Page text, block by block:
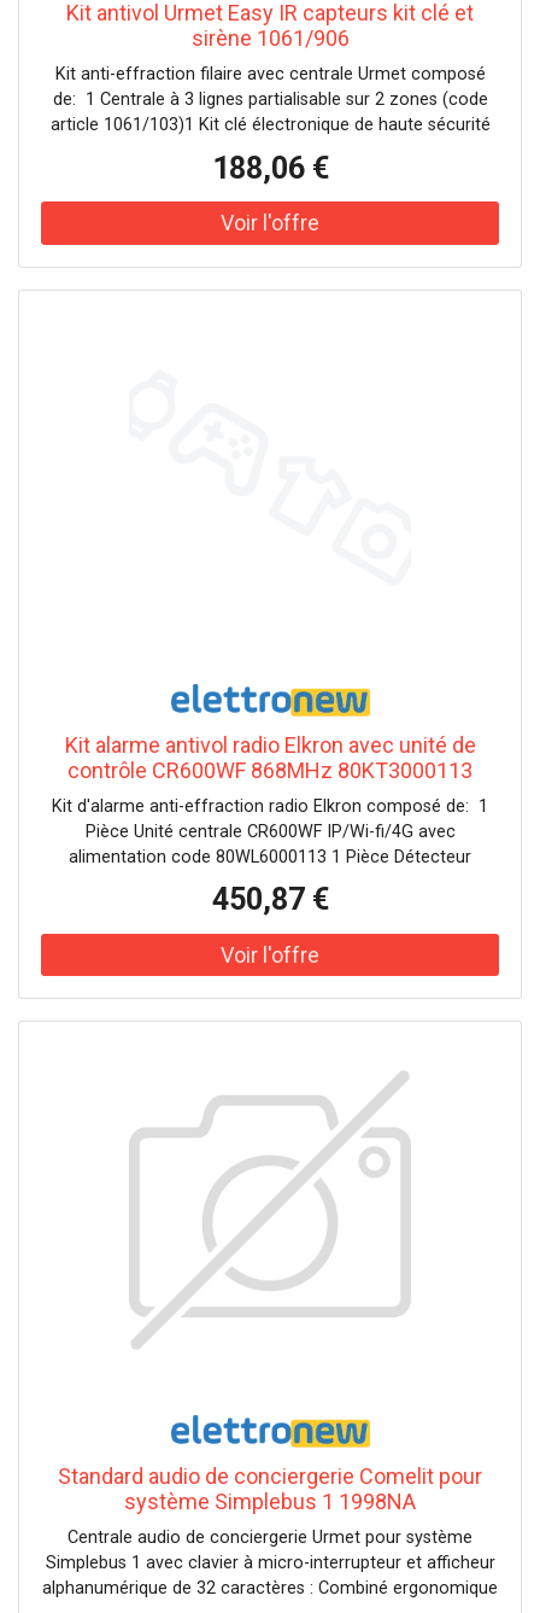
Kit antivol Urmet Easy IR capteurs kit clé et
sirène 1061/906
Kit anti-effraction filaire avec centrale Urmet composé
de: 1 Centrale à 3 lignes partialisable sur 2 zones (code
article 1061/103)1 Kit clé électronique de haute sécurité
(code article 1033/012) plus 1 contact magnétique (code
article 1033/702)1 sirène externe auto-alimentée avec
clignotant EN50131-4 grade 2 (code article 1033/414)1 kit
d’adaptateur pour les séries 1056, 1061, 1063 et 1067 et
188,06 €
Kit alarme antivol radio Elkron avec unité de
contrôle CR600WF 868MHz 80KT3000113
Kit d'alarme anti-effraction radio Elkron composé de: 1
Pièce Unité centrale CR600WF IP/Wi-fi/4G avec
alimentation code 80WL6000113 1 Pièce Détecteur
infrarouge passif IR600 code 80IR2E00113 1 pièce
Contact magnétique slim DC600 80MM1E00113 1 Pièce
Télécommande RC600 code 80TX4400113 L’installation
des systèmes d’alarme Elkron est réservée exclusivement
450,87 €
Standard audio de conciergerie Comelit pour
système Simplebus 1 1998NA
Centrale audio de conciergerie Urmet pour système
Simplebus 1 avec clavier à micro-interrupteur et afficheur
alphanumérique de 32 caractères : Combiné ergonomique